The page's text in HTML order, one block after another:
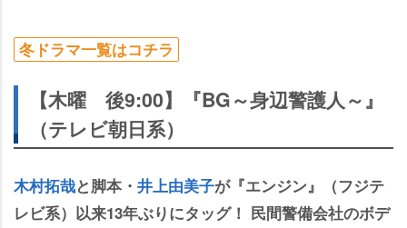
冬ドラマ一覧はコチラ
【木曜 後9:00】『BG～身辺警護人～』
（テレビ朝日系）
木村拓哉と脚本・ 井上由美子が『エンジン』（フジテ
レビ系）以来13年ぶりにタッグ！ 民間警備会社のボデ